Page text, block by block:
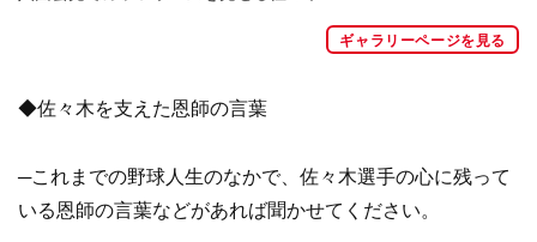
ギャラリーページを見る
◆佐々木を支えた恩師の言葉
─これまでの野球人生のなかで、佐々木選手の心に残って
いる恩師の言葉などがあれば聞かせてください。